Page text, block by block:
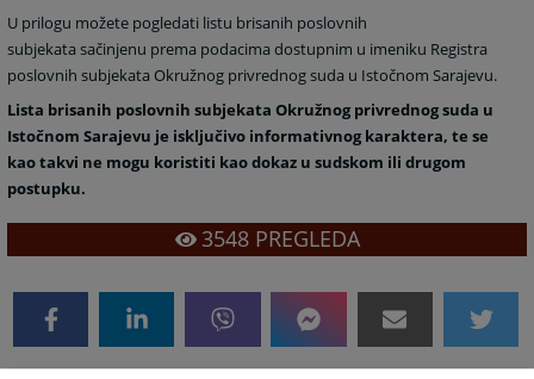
U prilogu možete pogledati listu brisanih poslovnih
subjekatasačinjenu prema podacima dostupnim u imeniku Registra
poslovnih subjekata Okružnog privrednog suda u Istočnom Sarajevu.
Lista brisanih poslovnih subjekata Okružnog privrednog suda u
Istočnom Sarajevu je isključivo informativnog karaktera, te se
kao takvi ne mogu koristiti kao dokaz u sudskom ili drugom
postupku.
3548PREGLEDA